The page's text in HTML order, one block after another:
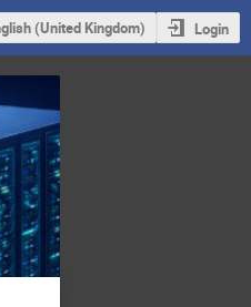
(United Kingdom) Login